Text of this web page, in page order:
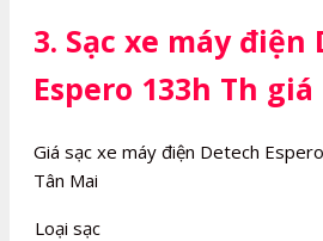
3. Sạc xe máy điện
Espero 133h Th
Giá sạc xe máy điện Detech
Tân Mai
Loại sạc